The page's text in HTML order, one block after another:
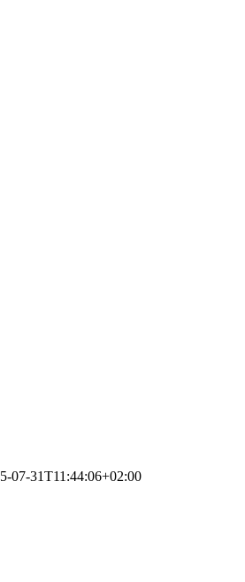
07-31T11:44:06+02:00